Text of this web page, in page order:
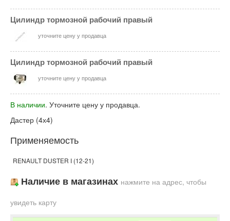
Цилиндр тормозной рабочий правый
уточните цену у продавца
Цилиндр тормозной рабочий правый
уточните цену у продавца
В наличии. Уточните цену у продавца.
Дастер (4х4)
Применяемость
RENAULT DUSTER I (12-21)
Наличие в магазинах нажмите на адрес, чтобы
увидеть карту